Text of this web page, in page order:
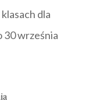
dla
30 września